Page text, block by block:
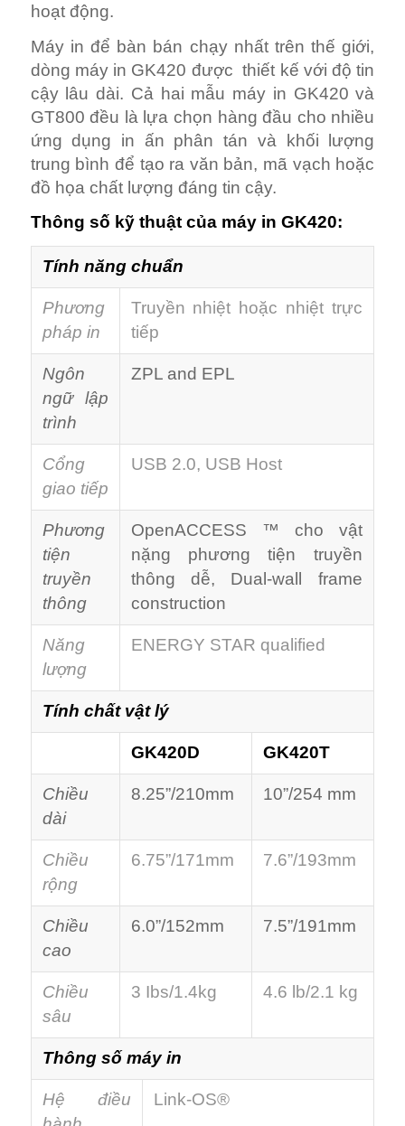
hoạt động.
Máy in để bàn bán chạy nhất trên thế giới,
dòng máy in GK420 được thiết kế với độ tin
cậy lâu dài. Cả hai mẫu máy in GK420 và
GT800 đều là lựa chọn hàng đầu cho nhiều
ứng dụng in ấn phân tán và khối lượng
trung bình để tạo ra văn bản, mã vạch hoặc
đồ họa chất lượng đáng tin cậy.
Thông số kỹ thuật của máy in GK420:
Tính năng chuẩn
Phương
pháp in
Truyền nhiệt hoặc nhiệt trực
tiếp
Ngôn
ngữ lập
trình
ZPL and EPL
Cổng
giao tiếp
USB 2.0, USB Host
Phương
tiện
truyền
thông
OpenACCESS ™ cho vật
nặng phương tiện truyền
thông dễ, Dual-wall frame
construction
Năng
lượng
ENERGY STAR qualified
Tính chất vật lý
GK420D GK420T
Chiều
dài
8.25”/210mm 10”/254 mm
Chiều
rộng
6.75”/171mm 7.6”/193mm
Chiều
cao
6.0”/152mm 7.5”/191mm
Chiều
sâu
3 Ibs/1.4kg 4.6 lb/2.1 kg
Thông số máy in
Hệ điều
Link-OS®